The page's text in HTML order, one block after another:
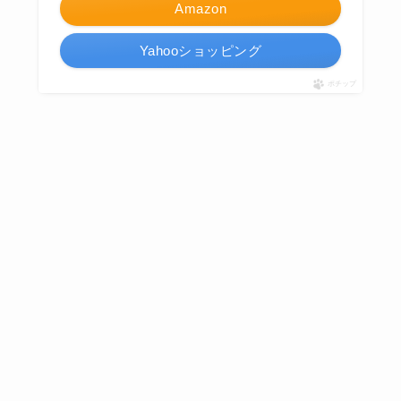
Amazon
Yahooショッピング
ポチップ